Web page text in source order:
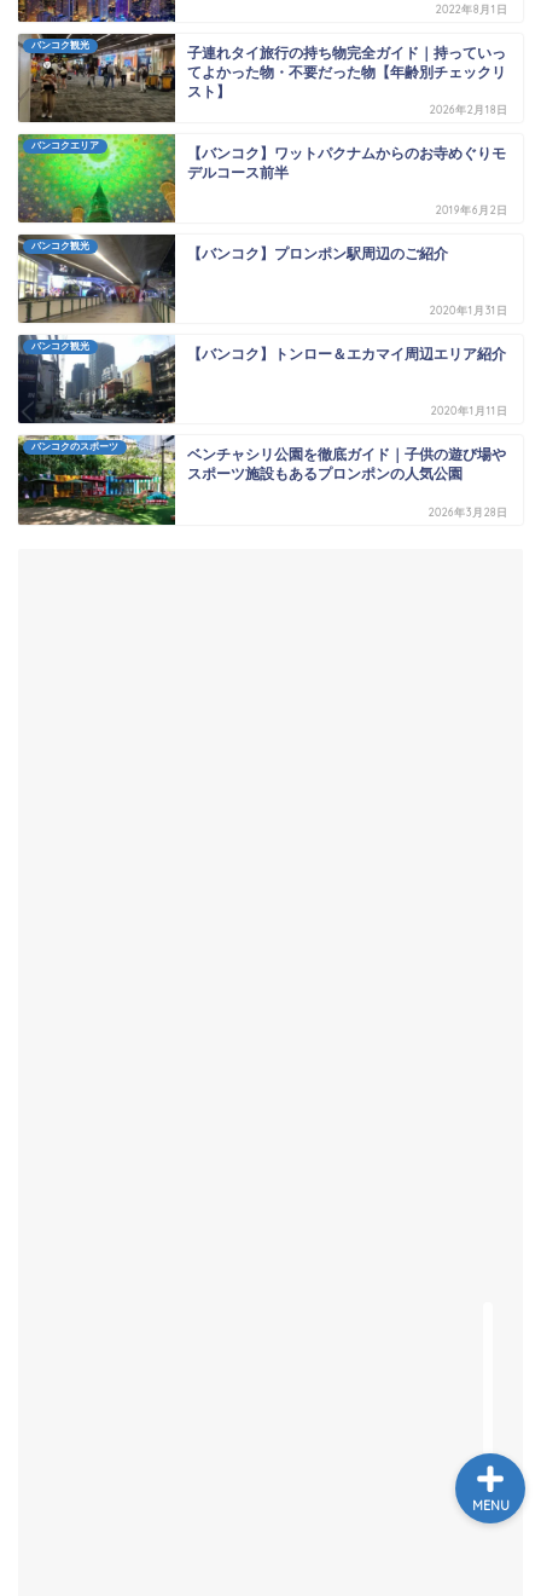
2022年8月1日
バンコク観光
子連れタイ旅行の持ち物完全ガイド｜持っていっ
てよかった物・不要だった物【年齢別チェックリ
スト】
2026年2月18日
バンコクエリア
【バンコク】ワットパクナムからのお寺めぐりモ
デルコース前半
2019年6月2日
バンコク観光 【バンコク】プロンポン駅周辺のご紹介
2020年1月31日
バンコク観光 【バンコク】トンロー＆エカマイ周辺エリア紹介
2020年1月11日
バンコクのスポーツ
ベンチャシリ公園を徹底ガイド｜子供の遊び場や
スポーツ施設もあるプロンポンの人気公園
2026年3月28日
MENU